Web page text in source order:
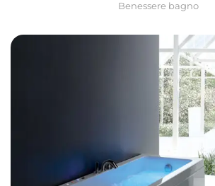
Benessere bagno